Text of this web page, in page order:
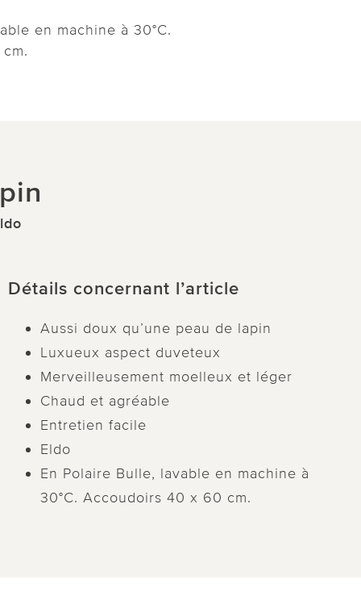
en machine à 30°C.
Détails concernant l’article
Aussi doux qu’une peau de lapin
Luxueux aspect duveteux
Merveilleusement moelleux et léger
Chaud et agréable
Entretien facile
Eldo
En Polaire Bulle, lavable en machine à
30°C. Accoudoirs 40 x 60 cm.